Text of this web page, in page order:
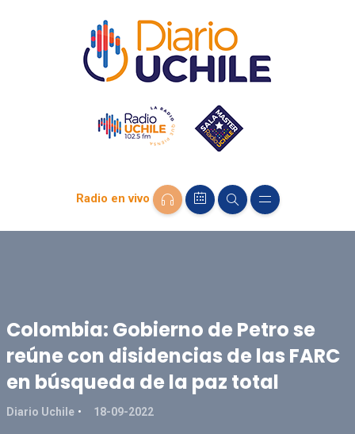
Radio en vivo
Colombia: Gobierno de Petro se
reúne con disidencias de las FARC
en búsqueda de la paz total
Diario Uchile 18-09-2022